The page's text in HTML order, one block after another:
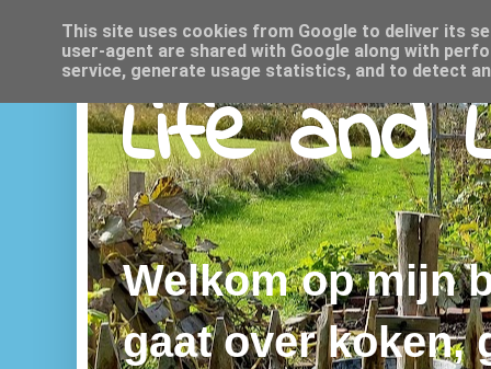
Life and
Welkom op mijn
gaat over koken,
This site uses cookies from Google to deliver its
user-agent are shared with Google along with
service, generate usage statistics, and to detect